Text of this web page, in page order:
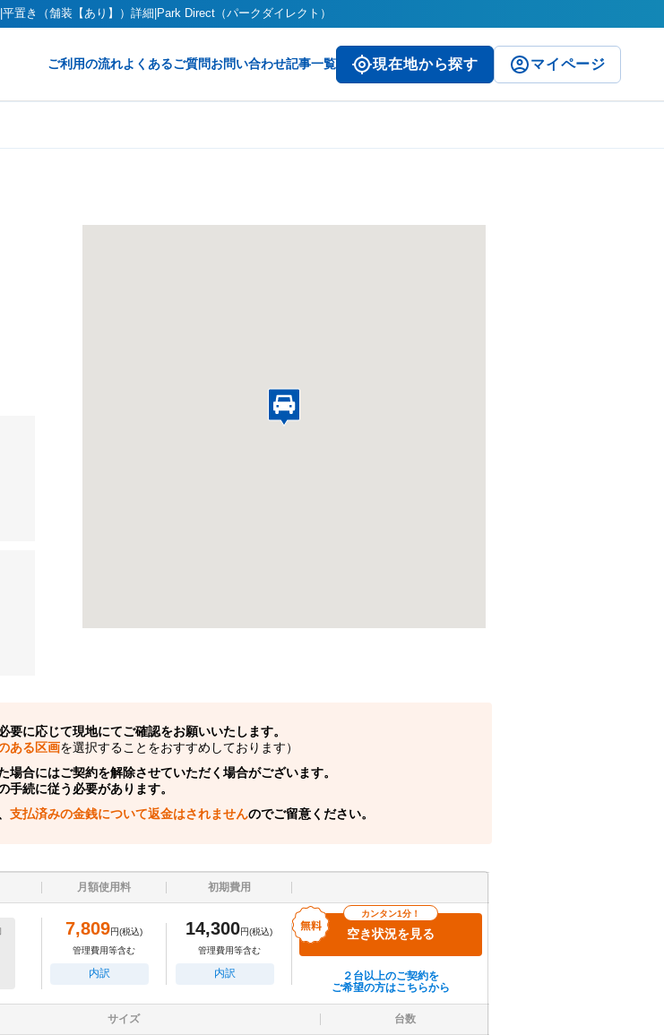
置き（舗装【あり】）詳細|Park Direct（パークダイレクト）
ご利用の流れよくあるご質問お問い合わせ記事一覧 現在地から探す マイページ
に応じて現地にてご確認をお願いいたします。
ある区画を選択することをおすすめしております）
合にはご契約を解除させていただく場合がございます。
続に従う必要があります。
支払済みの金銭について返金はされませんのでご留意ください。
月額使用料
初期費用
7,809円(税込)
管理費用等含む
内訳
14,300円(税込)
管理費用等含む
内訳
カンタン1分！
空き状況を見る
２台以上のご契約を
ご希望の方はこちらから
サイズ 台数